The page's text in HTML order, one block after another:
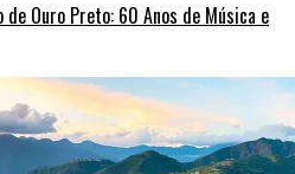
de Ouro Preto: 60 Anos de Música e